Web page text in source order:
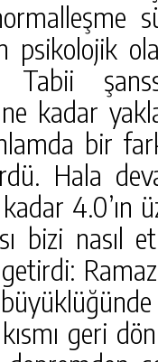
psikolojik
Tabii
kadar
bir
Hala
4.0’ın
bizi nasıl
geri